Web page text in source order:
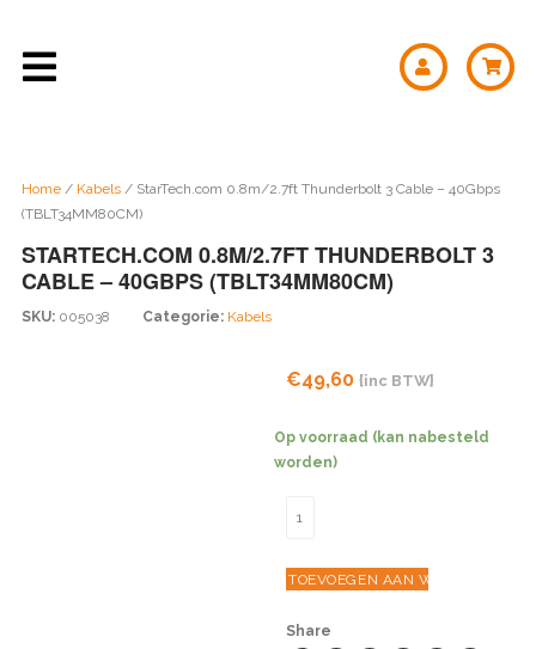
Home / Kabels / StarTech.com 0.8m/2.7ft Thunderbolt 3 Cable – 40Gbps
(TBLT34MM80CM)
STARTECH.COM 0.8M/2.7FT THUNDERBOLT 3
CABLE – 40GBPS (TBLT34MM80CM)
SKU: 005038 Categorie: Kabels
€49,60 {inc BTW}
Op voorraad (kan nabesteld
worden)
3
-
TOEVOEGEN AAN WINKELWAGEN
Share